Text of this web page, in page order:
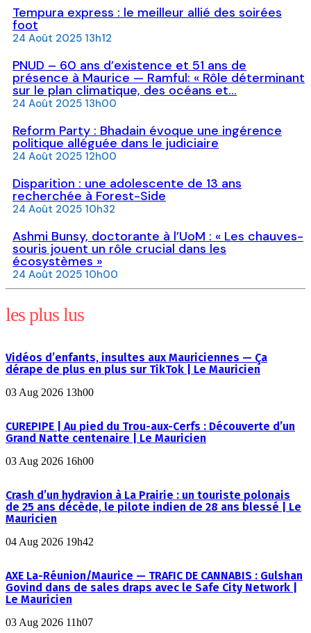
Tempura express : le meilleur allié des soirées
foot
24 Août 2025 13h12
PNUD – 60 ans d’existence et 51 ans de
présence à Maurice — Ramful: « Rôle déterminant
sur le plan climatique, des océans et...
24 Août 2025 13h00
Reform Party : Bhadain évoque une ingérence
politique alléguée dans le judiciaire
24 Août 2025 12h00
Disparition : une adolescente de 13 ans
recherchée à Forest-Side
24 Août 2025 10h32
Ashmi Bunsy, doctorante à l’UoM : « Les chauves-
souris jouent un rôle crucial dans les
écosystèmes »
24 Août 2025 10h00
les plus lus
Vidéos d’enfants, insultes aux Mauriciennes — Ça
dérape de plus en plus sur TikTok | Le Mauricien
03 Aug 2026 13h00
CUREPIPE | Au pied du Trou-aux-Cerfs : Découverte d’un
Grand Natte centenaire | Le Mauricien
03 Aug 2026 16h00
Crash d’un hydravion à La Prairie : un touriste polonais
de 25 ans décède, le pilote indien de 28 ans blessé | Le
Mauricien
04 Aug 2026 19h42
AXE La-Réunion/Maurice — TRAFIC DE CANNABIS : Gulshan
Govind dans de sales draps avec le Safe City Network |
Le Mauricien
03 Aug 2026 11h07